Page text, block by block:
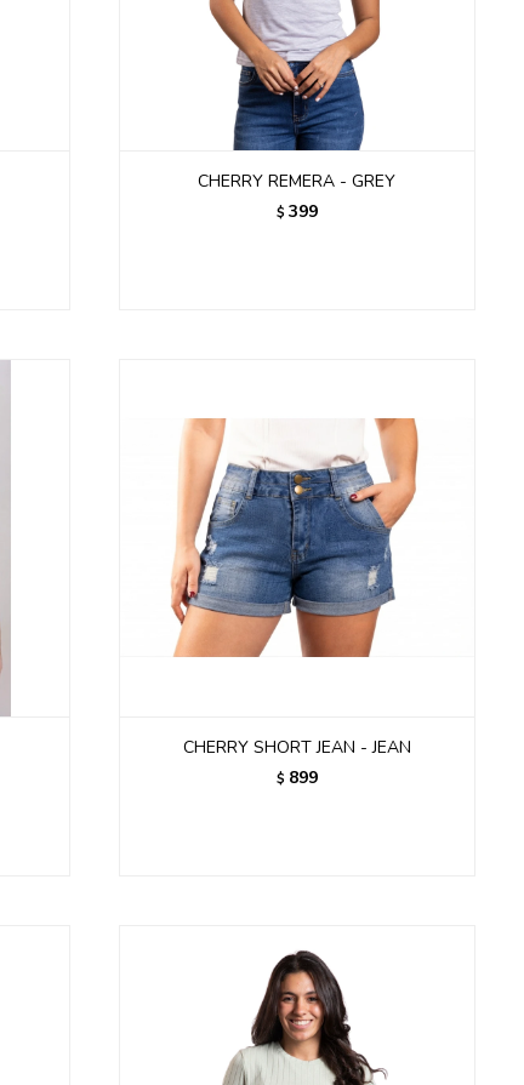
CHERRY REMERA - GREY
$ 399
CHERRY SHORT JEAN - JEAN
$ 899